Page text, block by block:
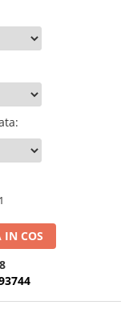
:
1
IN COS